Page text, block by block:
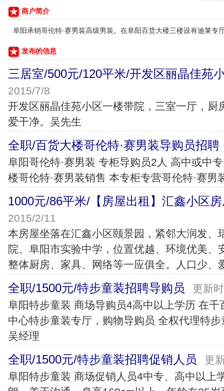
商户简介
阜阳承销哥伦特·赛男装高级男装。在阜阳百货大楼三楼设有迪莱专
发布的信息
三居室/500元/120平米/开发区丽晶佳苑
2015/7/8
开发区丽晶佳苑小区一楼带院，三室一厅，厨
爱干净。吴先生
全职/百货大楼哥伦特·赛男装导购员招聘
阜阳哥伦特·赛男装 专柜导购员2人 高中或中
楼哥伦特·赛男装销售 本专柜专营哥伦特·赛男
1000元/86平米/【房屋出租】汇鑫小区
2015/2/11
本房屋坐落在汇鑫小区颐景园，紧邻大润发、
院、阜阳市实验中学，位置优越、环境优美、
整体厨房、家具、网络等一应俱全。人口少、
全职/1500元/特步童装招聘导购员
更新
阜阳特步童装 商场导购员4高中以上学历 在
中心特步童装专厅，购物导购员 全权代理特
吴经理
全职/1500元/特步童装招聘促销人员
更
阜阳特步童装 商场促销人员4中专、高中以上